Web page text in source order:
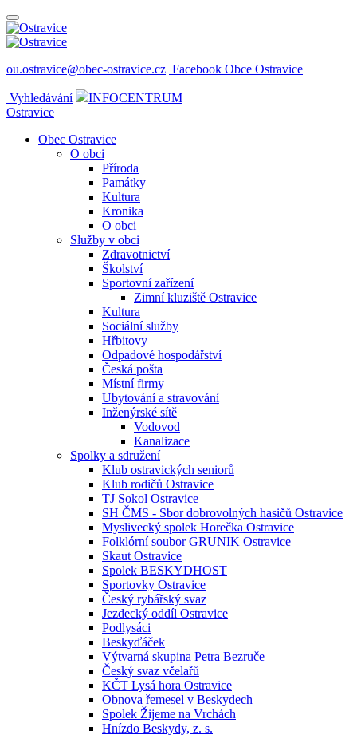
ou.ostravice@obec-ostravice.cz Facebook Obce Ostravice
Vyhledávání
INFOCENTRUM
Ostravice
Obec Ostravice
O obci
Příroda
Památky
Kultura
Kronika
O obci
Služby v obci
Zdravotnictví
Školství
Sportovní zařízení
Zimní kluziště Ostravice
Kultura
Sociální služby
Hřbitovy
Odpadové hospodářství
Česká pošta
Místní firmy
Ubytování a stravování
Inženýrské sítě
Vodovod
Kanalizace
Spolky a sdružení
Klub ostravických seniorů
Klub rodičů Ostravice
TJ Sokol Ostravice
SH ČMS - Sbor dobrovolných hasičů Ostravice
Myslivecký spolek Horečka Ostravice
Folklórní soubor GRUNIK Ostravice
Skaut Ostravice
Spolek BESKYDHOST
Sportovky Ostravice
Český rybářský svaz
Jezdecký oddíl Ostravice
Podlysáci
Beskyďáček
Výtvarná skupina Petra Bezruče
Český svaz včelařů
KČT Lysá hora Ostravice
Obnova řemesel v Beskydech
Spolek Žijeme na Vrchách
Hnízdo Beskydy, z. s.